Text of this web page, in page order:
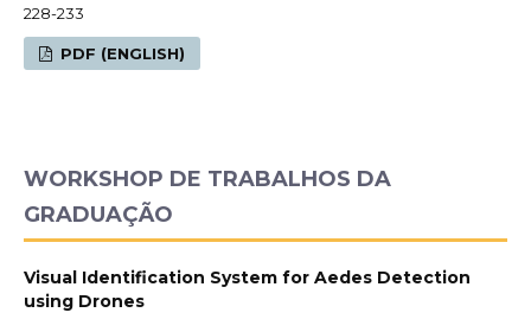
228-233
PDF (ENGLISH)
WORKSHOP DE TRABALHOS DA
GRADUAÇÃO
Visual Identification System for Aedes Detection
using Drones